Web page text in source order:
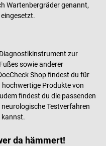
Wartenbergräder genannt,
zur
sowie anderer
Shop findest du für
Produkte von
findest du die passenden
Testverfahren
kannst.
da hämmert!